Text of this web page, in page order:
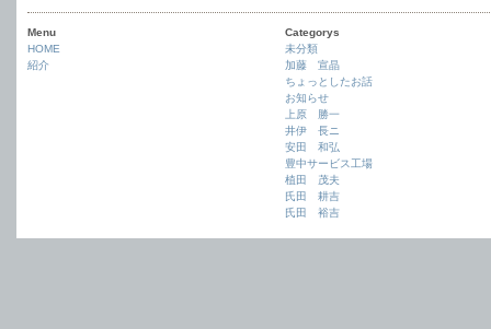
Menu
HOME
紹介
Categorys
未分類
加藤 宣晶
ちょっとしたお話
お知らせ
上原 勝一
井伊 長ニ
安田 和弘
豊中サービス工場
植田 茂夫
氏田 耕吉
氏田 裕吉